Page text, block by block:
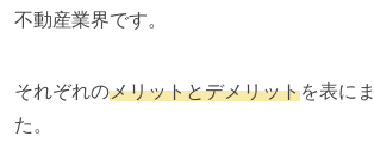
不動産業界です。
それぞれのメリットとデメリットを表に
た。